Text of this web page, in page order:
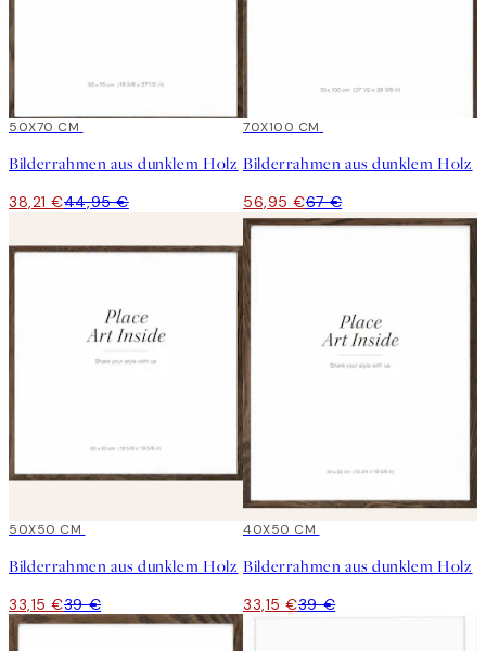
15%*
50X70 CM
Bilderrahmen aus dunklem Holz
38,21 €44,95 €
15%*
70X100 CM
Bilderrahmen aus dunklem Holz
56,95 €67 €
15%*
50X50 CM
Bilderrahmen aus dunklem Holz
33,15 €39 €
15%*
40X50 CM
Bilderrahmen aus dunklem Holz
33,15 €39 €